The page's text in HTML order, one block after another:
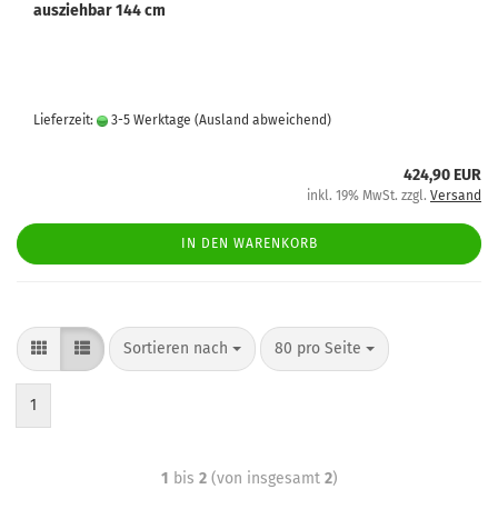
ausziehbar 144 cm
Lieferzeit: 3-5 Werktage (Ausland abweichend)
424,90 EUR
inkl. 19% MwSt. zzgl. Versand
IN DEN WARENKORB
Sortieren nach 80 pro Seite
1
1 bis 2(von insgesamt 2)